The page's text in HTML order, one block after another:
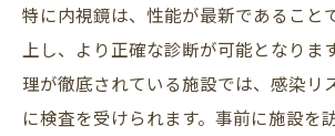
特に内視鏡は、性能が最新であること
上し、より正確な診断が可能となりま
理が徹底されている施設では、感染リ
に検査を受けられます。事前に施設を